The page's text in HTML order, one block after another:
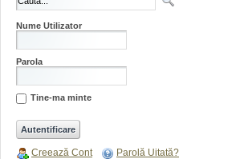
Nume Utilizator
Parola
Tine-ma minte
Creează Cont Parolă Uitată?